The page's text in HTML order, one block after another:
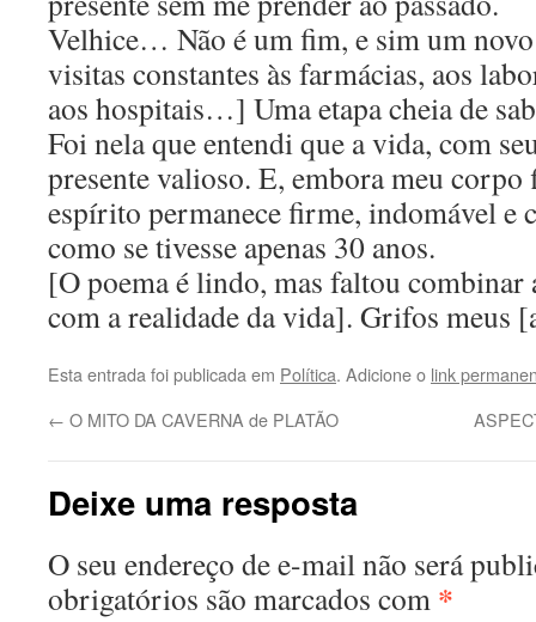
Velhice… Não é um fim, e sim um
visitas constantes às farmácias, aos
aos hospitais…] Uma etapa cheia de
Foi nela que entendi que a vida, com
presente valioso. E, embora meu
espírito permanece firme, indomável e
como se tivesse apenas 30 anos.
[O poema é lindo, mas faltou combinar
com a realidade da vida]. Grifos meus
Esta entrada foi publicada em Política. Adicione o link
← O MITO DA CAVERNA de PLATÃO
Deixe uma resposta
O seu endereço de e-mail não será
obrigatórios são marcados com *